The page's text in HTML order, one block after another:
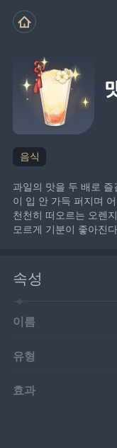
음식
과일의 맛을 두 배로
이 입 안 가득 퍼지며
천천히 떠오르는 오렌
모르게 기분이 좋아진다.
속성
이름
유형
효과